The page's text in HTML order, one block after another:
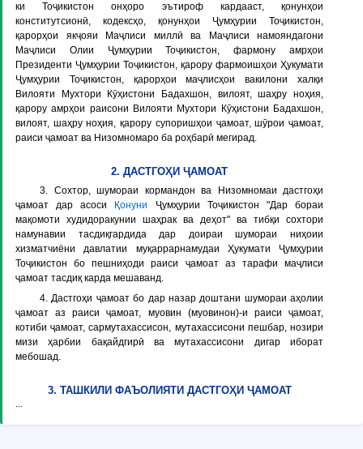
ки Тоҷикистон онҳоро эътироф кардааст, қонунҳои
конститутсионӣ, кодексҳо, қонунҳои Ҷумҳурии Тоҷикистон,
қарорҳои якҷояи Маҷлиси миллӣ ва Маҷлиси намояндагони
Маҷлиси Олии Ҷумҳурии Тоҷикистон, фармону амрҳои
Президенти Ҷумҳурии Тоҷикистон, қарору фармоишҳои Ҳукумати
Ҷумҳурии Тоҷикистон, қарорҳои маҷлисҳои вакилони халқи
Вилояти Мухтори Кӯҳистони Бадахшон, вилоят, шаҳру ноҳия,
қарору амрҳои раисони Вилояти Мухтори Кӯҳистони Бадахшон,
вилоят, шаҳру ноҳия, қарору супоришҳои ҷамоат, шӯрои ҷамоат,
раиси ҷамоат ва Низомномаро ба роҳбарӣ мегирад.
2. ДАСТГОҲИ ҶАМОАТ
3. Сохтор, шумораи кормандон ва Низомномаи дастгоҳи
ҷамоат дар асоси
Қонуни
Ҷумҳурии Тоҷикистон "Дар бораи
мақомоти худидоракунии шаҳрак ва деҳот" ва тибқи сохтори
намунавии тасдиқгардида дар доираи шумораи ниҳоии
хизматчиёни давлатии муқаррарнамудаи Ҳукумати Ҷумҳурии
Тоҷикистон бо пешниҳоди раиси ҷамоат аз тарафи маҷлиси
ҷамоат тасдиқ карда мешаванд.
4. Дастгоҳи ҷамоат бо дар назар доштани шумораи аҳолии
ҷамоат аз раиси ҷамоат, муовин (муовинон)-и раиси ҷамоат,
котиби ҷамоат, сармутахассисон, мутахассисони пешбар, нозири
мизи ҳарбии бақайдгирӣ ва мутахассисони дигар иборат
мебошад.
3. ТАШКИЛИ ФАЪОЛИЯТИ ДАСТГОҲИ ҶАМОАТ
...